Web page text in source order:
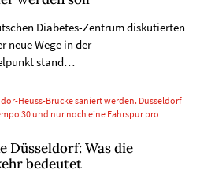
Diabetes-Zentrum diskutierten
neue Wege in der
stand…
Heuss-Brücke saniert werden. Düsseldorf
30 und nur noch eine Fahrspur pro
Düsseldorf: Was die
bedeutet